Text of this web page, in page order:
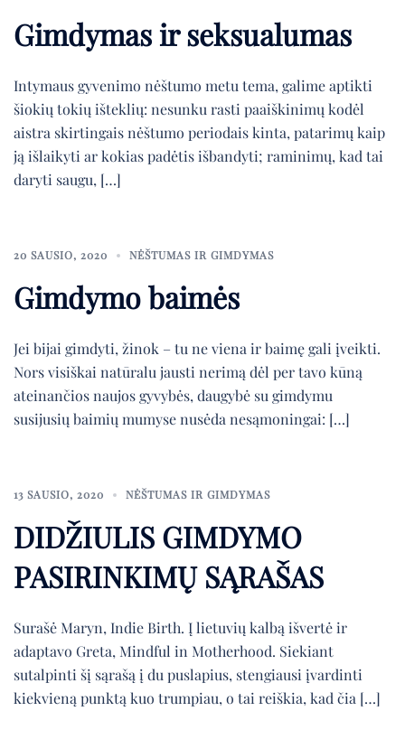
Gimdymas ir seksualumas
Intymaus gyvenimo nėštumo metu tema, galime aptikti
šiokių tokių išteklių: nesunku rasti paaiškinimų kodėl
aistra skirtingais nėštumo periodais kinta, patarimų kaip
ją išlaikyti ar kokias padėtis išbandyti; raminimų, kad tai
daryti saugu, […]
20 SAUSIO, 2020 NĖŠTUMAS IR GIMDYMAS
Gimdymo baimės
Jei bijai gimdyti, žinok – tu ne viena ir baimę gali įveikti.
Nors visiškai natūralu jausti nerimą dėl per tavo kūną
ateinančios naujos gyvybės, daugybė su gimdymu
susijusių baimių mumyse nusėda nesąmoningai: […]
13 SAUSIO, 2020 NĖŠTUMAS IR GIMDYMAS
DIDŽIULIS GIMDYMO
PASIRINKIMŲ SĄRAŠAS
Surašė Maryn, Indie Birth. Į lietuvių kalbą išvertė ir
adaptavo Greta, Mindful in Motherhood. Siekiant
sutalpinti šį sąrašą į du puslapius, stengiausi įvardinti
kiekvieną punktą kuo trumpiau, o tai reiškia, kad čia […]